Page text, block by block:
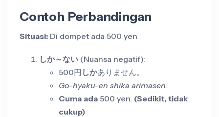
Contoh Perbandingan
Situasi: Di dompet ada 500 yen
しか～ない (Nuansa negatif):
500円 しかありません。
Go-hyaku-en shika arimasen.
Cuma ada 500 yen. (Sedikit, tidak
cukup)